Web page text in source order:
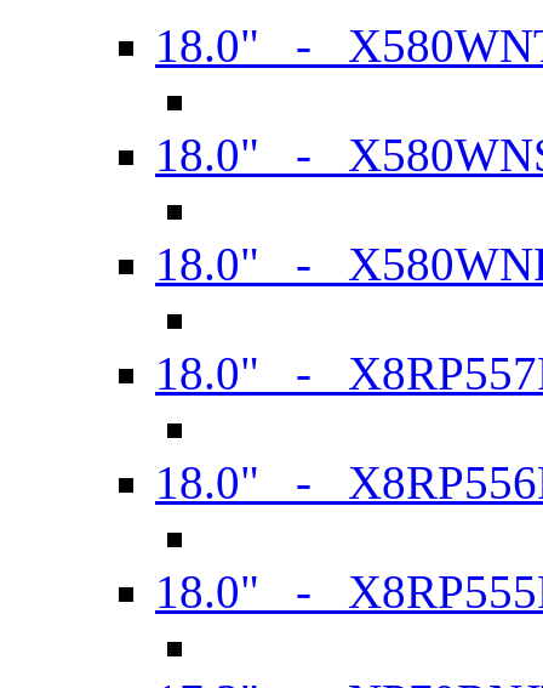
18.0" -
18.0" -
18.0" -
18.0" -
18.0" -
18.0" -